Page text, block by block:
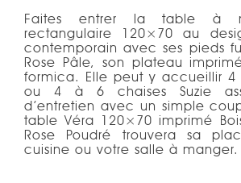
Faites entrer la table à
rectangulaire 120×70 au
contemporain avec ses pieds
Rose Pâle, son plateau
formica. Elle peut y accueillir 4
ou 4 à 6 chaises Suzie
d’entretien avec un simple
table Véra 120×70 imprimé
Rose Poudré trouvera sa
cuisine ou votre salle à manger.